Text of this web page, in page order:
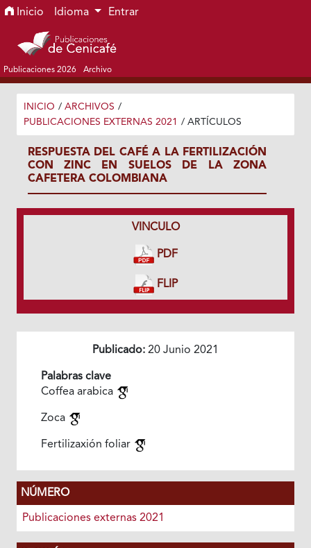
Ir al menú de navegación principal
Ir al contenido principal
Ir al pie de página del sitio
Inicio Idioma Entrar
Publicaciones 2026 Archivo
INICIO / ARCHIVOS /
PUBLICACIONES EXTERNAS 2021
/ ARTÍCULOS
RESPUESTA DEL CAFÉ A LA FERTILIZACIÓN
CON ZINC EN SUELOS DE LA ZONA
CAFETERA COLOMBIANA
VINCULO
PDF
FLIP
Publicado: 20 Junio 2021
Palabras clave
Coffea arabica
Zoca
Fertilizaxión foliar
NÚMERO
Publicaciones externas 2021